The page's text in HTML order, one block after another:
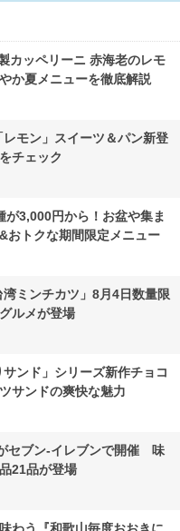
カッペリーニ 赤海老のレモ
か夏メニューを徹底解説
モン」スイーツ＆パン新登
チェック
が3,000円から！お盆や集ま
おトクな期間限定メニュー
ミンチカツ」8月4日数量限
ルメが登場
ンド」シリーズ新作チョコ
サンドの爽快な魅力
セブン-イレブンで開催 味
21品が登場